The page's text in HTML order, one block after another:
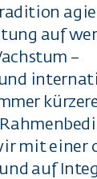
auf
–
mit einer
auf